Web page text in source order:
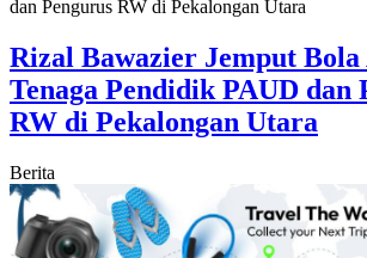
Rizal Bawazier Jemput Bola
Tenaga Pendidik PAUD dan
RW di Pekalongan Utara
Berita